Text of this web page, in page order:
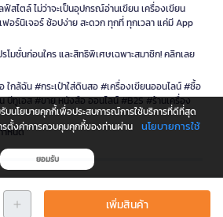
เพิ่มสินค้า
สไตล์ ไม่ว่าจะเป็นอุปกรณ์อ่านเขียน เครื่องเขียน
อร์นิเจอร์ ช้อปง่าย สะดวก ทุกที่ ทุกเวลา แค่มี App
โมชั่นก่อนใคร และสิทธิพิเศษเฉพาะสมาชิก! คลิกเลย
กล้ฉัน #กระเป๋าใส่ดินสอ #เครื่องเขียนออนไลน์ #ซื้อ
บีทูเอส #ขาย หนังสือ ออนไลน์ #B2S #ร้านเครื่อง
ำหนด
operating under
บนโยบายคุกกี้เพื่อประสบการณ์การใช้บริการที่ดีที่สุด
ตั้งค่าการควบคุมคุกกี้ของท่านผ่าน
นโยบายการใช้
ยอมรับ